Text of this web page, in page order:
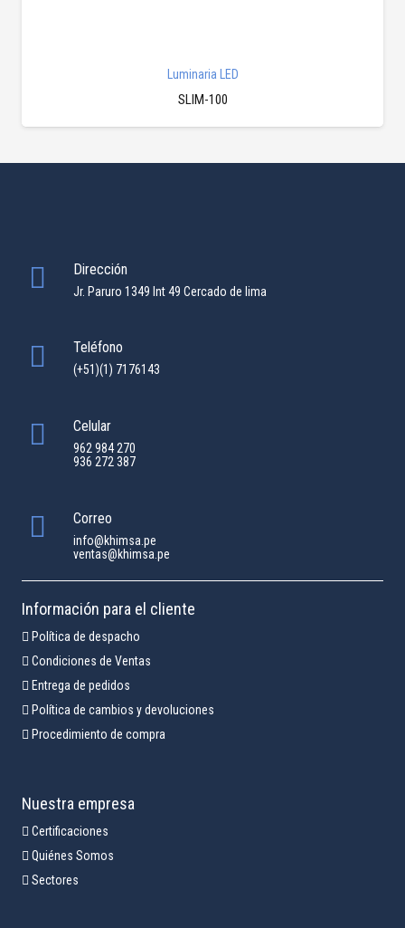
Luminaria LED
SLIM-100
Dirección
Jr. Paruro 1349 Int 49 Cercado de lima
Teléfono
(+51)(1) 7176143
Celular
962 984 270
936 272 387
Correo
info@khimsa.pe
ventas@khimsa.pe
Información para el cliente
Política de despacho
Condiciones de Ventas
Entrega de pedidos
Política de cambios y devoluciones
Procedimiento de compra
Nuestra empresa
Certificaciones
Quiénes Somos
Sectores